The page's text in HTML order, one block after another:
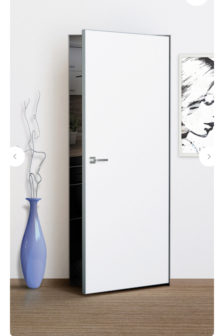
Проконсультирует вас
и задаст вопросы, чтобы
подобрать дверь
Получите консультацию
нашего специалиста
Ответит на все
интересующие
Выслушает ваши идеи
Подберите
идеальную дверь
с менеджером